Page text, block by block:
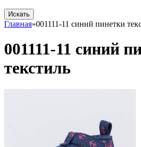
Главная»001111-11 синий пинетки
001111-11 синий
текстиль